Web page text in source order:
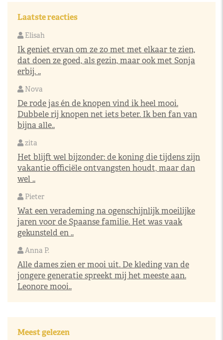
Laatste reacties
Elisah
Ik geniet ervan om ze zo met met elkaar te zien,
dat doen ze goed, als gezin, maar ook met Sonja
erbij. ..
Nova
De rode jas én de knopen vind ik heel mooi.
Dubbele rij knopen net iets beter. Ik ben fan van
bijna alle..
zita
Het blijft wel bijzonder: de koning die tijdens zijn
vakantie officiële ontvangsten houdt, maar dan
wel ..
Pieter
Wat een verademing na ogenschijnlijk moeilijke
jaren voor de Spaanse familie. Het was vaak
gekunsteld en ..
Anna P.
Alle dames zien er mooi uit. De kleding van de
jongere generatie spreekt mij het meeste aan.
Leonore mooi..
Meest gelezen